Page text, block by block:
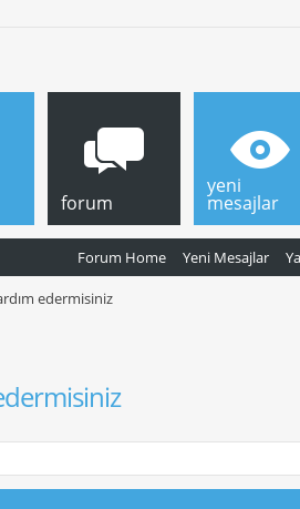
forum
Forum Home Yeni Mesajlar
yeni
mesajlar
edermisiniz